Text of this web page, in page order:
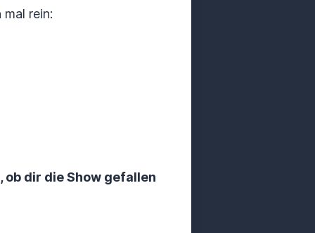
rein:
ob dir die Show gefallen